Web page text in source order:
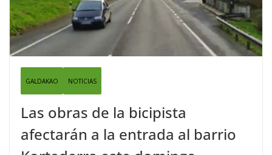
GALDAKAO NOTICIAS
Las obras de la bicipista
afectarán a la entrada al barrio